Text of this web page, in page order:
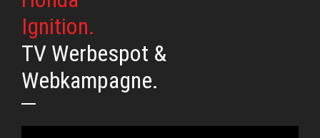
Ignition.
TV Werbespot &
Webkampagne.